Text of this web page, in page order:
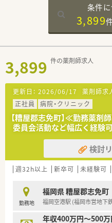
条件
3,899
3,899 件の薬剤師求人
更新日： 2026/06/17 薬剤師求
正社員
病院・クリニック
【糟屋郡志免町】≪勤務薬剤
委員会活動など幅広く経験
検討
週32h以上 新卒可 未経験可
勤務地
福岡県 糟屋郡志免町
福岡空港駅 (福岡市営地下
年収400万円～500万